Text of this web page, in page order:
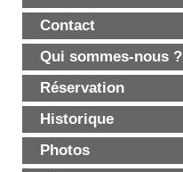
Contact
Qui sommes-nous ?
Réservation
Historique
Photos